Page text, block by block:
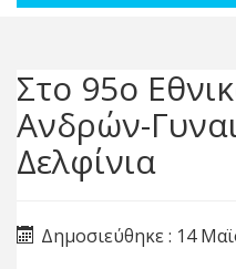
Στο 95ο
Ανδρών-
Δελφίνια
Δημοσιεύθηκε : 14